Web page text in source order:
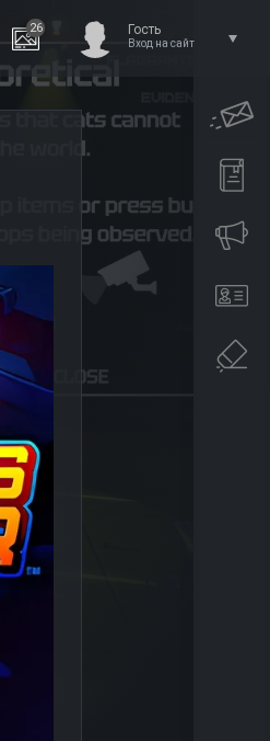
26 Гость
Вход на сайт